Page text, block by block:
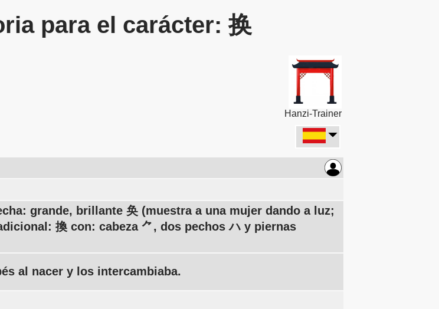
para el carácter: 换
Hanzi-Trainer
grande, brillante 奂 (muestra a una mujer dando a luz;
換 con: cabeza ⺈, dos pechos ハ y piernas
al nacer y los intercambiaba.